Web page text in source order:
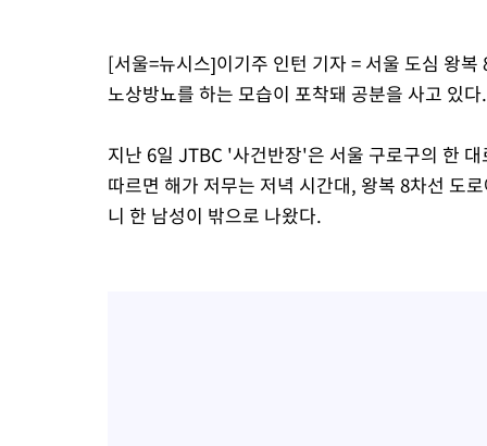
[속보]규제합리화위원회 부위원장에 김태유 서울대 공대 교
[속보]국힘 윤리위, '돌려차기 발언' 진종오·서범수 징계 절차
[속보]'채상병 순직 책임' 임성근, 항소심도 징역 3년
[속보]종합특검, '관저이전 봐주기 감사' 유병호 구속기소
민주 콩고 에볼라환자 4천명 돌파, 4053명 발생 1850명 사망
[서울=뉴시스]이기주 인턴 기자 = 서울 도심 왕
노상방뇨를 하는 모습이 포착돼 공분을 사고 있다.
지난 6일 JTBC '사건반장'은 서울 구로구의 한
따르면 해가 저무는 저녁 시간대, 왕복 8차선 도
니 한 남성이 밖으로 나왔다.